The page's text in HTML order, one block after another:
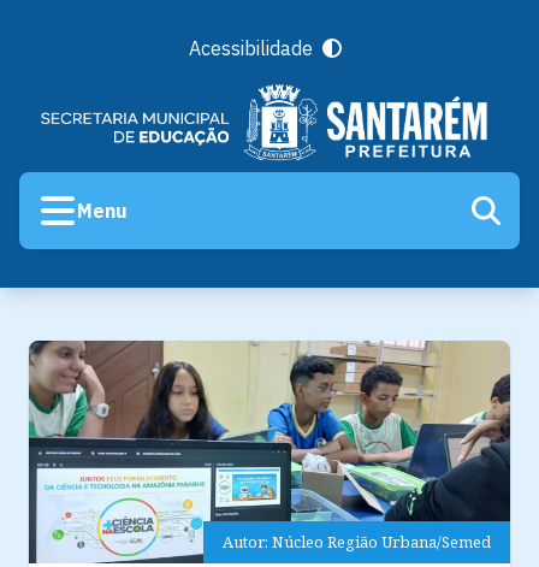
Acessibilidade
Menu
Autor: Núcleo Região Urbana/Semed